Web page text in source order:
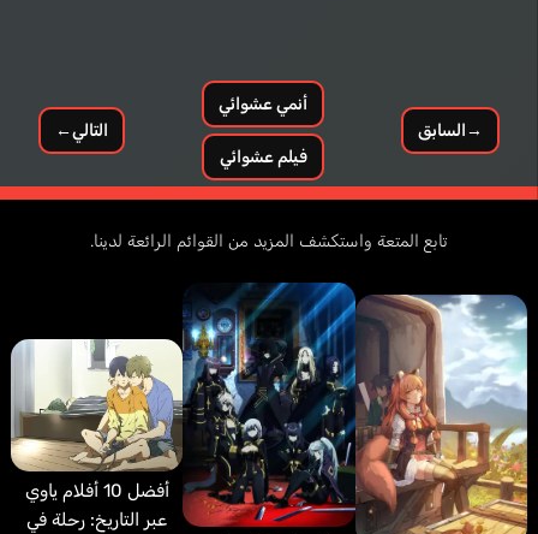
→السابق
أنمي عشوائي
فيلم عشوائي
التالي←
تابع المتعة واستكشف المزيد من القوائم الرائعة لدينا.
أفضل 10 أفلام ياوي
عبر التاريخ: رحلة في